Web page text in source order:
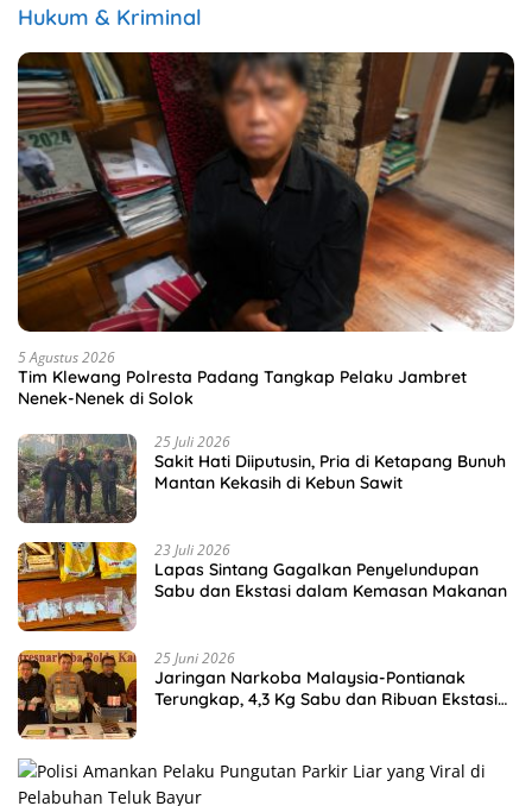
Hukum & Kriminal
5 Agustus 2026
Tim Klewang Polresta Padang Tangkap Pelaku Jambret
Nenek-Nenek di Solok
25 Juli 2026
Sakit Hati Diiputusin, Pria di Ketapang Bunuh
Mantan Kekasih di Kebun Sawit
23 Juli 2026
Lapas Sintang Gagalkan Penyelundupan
Sabu dan Ekstasi dalam Kemasan Makanan
25 Juni 2026
Jaringan Narkoba Malaysia-Pontianak
Terungkap, 4,3 Kg Sabu dan Ribuan Ekstasi